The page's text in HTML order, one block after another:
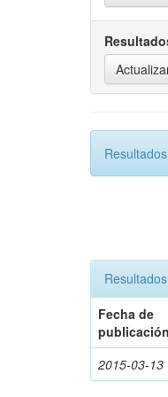
Fecha de
publicación
2015-03-13